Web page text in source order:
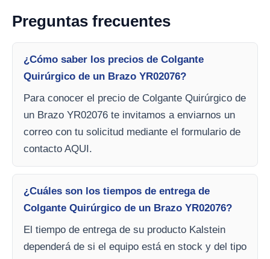
Preguntas frecuentes
¿Cómo saber los precios de Colgante
Quirúrgico de un Brazo YR02076?
Para conocer el precio de Colgante Quirúrgico de
un Brazo YR02076 te invitamos a enviarnos un
correo con tu solicitud mediante el formulario de
contacto AQUI.
¿Cuáles son los tiempos de entrega de
Colgante Quirúrgico de un Brazo YR02076?
El tiempo de entrega de su producto Kalstein
dependerá de si el equipo está en stock y del tipo